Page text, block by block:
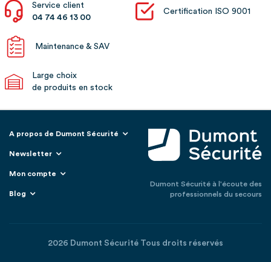
Service client
04 74 46 13 00
Certification ISO 9001
Maintenance & SAV
Large choix
de produits en stock
A propos de Dumont Sécurité
Newsletter
Mon compte
Blog
Dumont Sécurité à l'écoute des
professionnels du secours
2026 Dumont Sécurité Tous droits réservés